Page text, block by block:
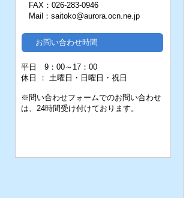
FAX：026-283-0946
Mail：saitoko@aurora.ocn.ne.jp
お問い合わせ時間
平日 9：00～17：00
休日 ： 土曜日・日曜日・祝日
※問い合わせフォームでのお問い合わせ
は、24時間受け付けております。